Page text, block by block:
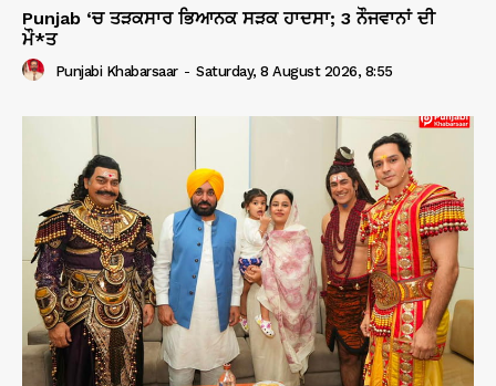
Punjab ‘ਚ ਤੜਕਸਾਰ ਭਿਆਨਕ ਸੜਕ ਹਾਦਸਾ; 3 ਨੌਜਵਾਨਾਂ ਦੀ
ਮੌ*ਤ
Punjabi Khabarsaar - Saturday, 8 August 2026, 8:55